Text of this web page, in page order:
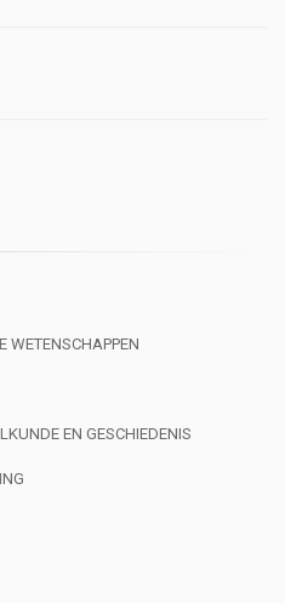
WETENSCHAPPEN
EN GESCHIEDENIS